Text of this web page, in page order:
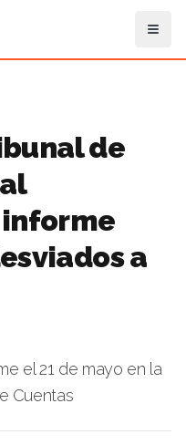
de
informe
a
el 21 de mayo en la
Cuentas